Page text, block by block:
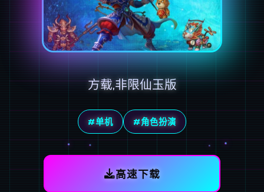
方载,非限仙玉版
#单机 #角色扮演
高速下载